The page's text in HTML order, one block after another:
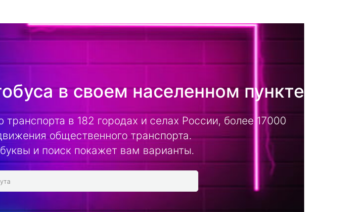
в своем населенном пункте
в 182 городах и селах России, более 17000
общественного транспорта.
и поиск покажет вам варианты.